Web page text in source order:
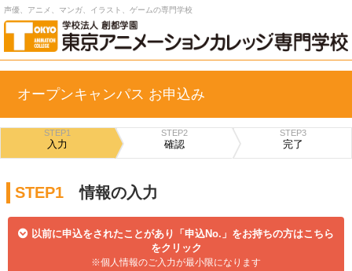
声優、アニメ、マンガ、イラスト、ゲームの専門学校
オープンキャンパス お申込み
STEP1
入力
STEP2
確認
STEP3
完了
STEP1 情報の入力
以前に申込をされたことがあり「申込No.」をお持ちの方はこちら
をクリック
※個人情報のご入力が最小限になります